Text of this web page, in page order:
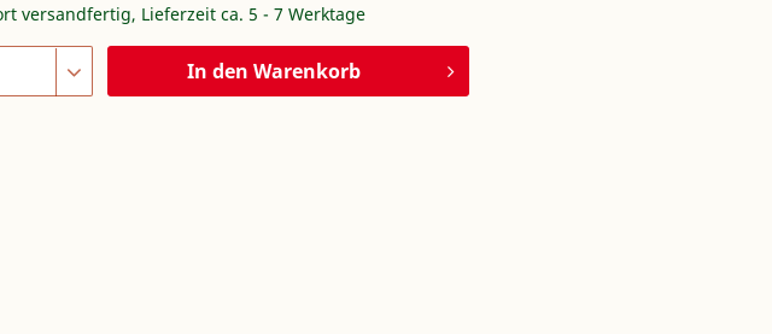
versandfertig, Lieferzeit ca. 5 - 7 Werktage
In den Warenkorb